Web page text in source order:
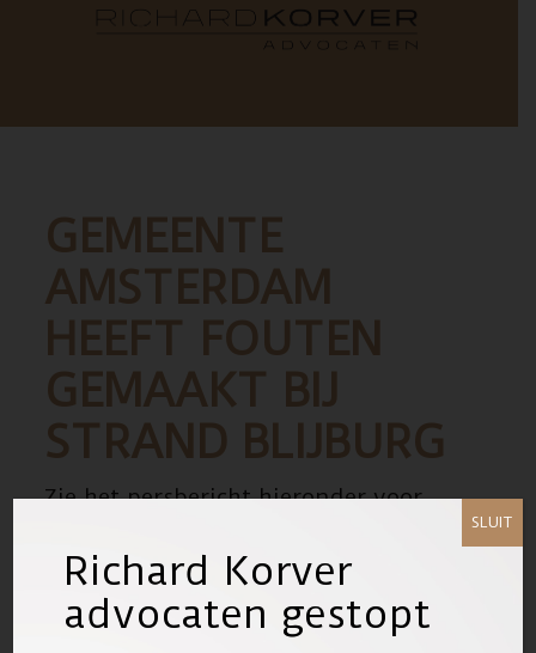
GEMEENTE
AMSTERDAM
HEEFT FOUTEN
GEMAAKT BIJ
STRAND BLIJBURG
Zie het persbericht hieronder voor
18/05/2006Link
Richard Korver
advocaten gestopt
SLUIT